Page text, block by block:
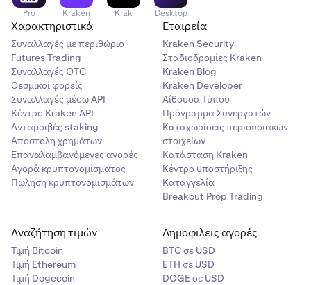
Pro Kraken Krak Desktop
Χαρακτηριστικά
Συναλλαγές με περιθώριο
Futures Trading
Συναλλαγές OTC
Θεσμικοί φορείς
Συναλλαγές μέσω API
Κέντρο Kraken API
Ανταμοιβές staking
Αποστολή χρημάτων
Επαναλαμβανόμενες αγορές
Αγορά κρυπτονομίσματος
Πώληση κρυπτονομισμάτων
Εταιρεία
Kraken Security
Σταδιοδρομίες Kraken
Kraken Blog
Kraken Developer
Αίθουσα Τύπου
Πρόγραμμα Συνεργατών
Καταχωρίσεις περιουσιακών
στοιχείων
Κατάσταση Kraken
Κέντρο υποστήριξης
Καταγγελία
Breakout Prop Trading
Αναζήτηση τιμών
Τιμή Βitcoin
Τιμή Ethereum
Τιμή Dogecoin
Δημοφιλείς αγορές
BTC σε USD
ETH σε USD
DOGE σε USD